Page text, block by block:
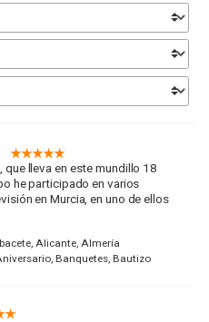
que lleva en este mundillo 18
he participado en varios
en Murcia, en uno de ellos
Alicante, Almería
Banquetes, Bautizo